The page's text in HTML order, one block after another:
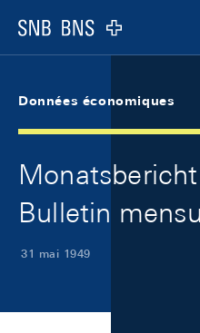
Logo
Données économiques
Bulletin
31 mai 1949